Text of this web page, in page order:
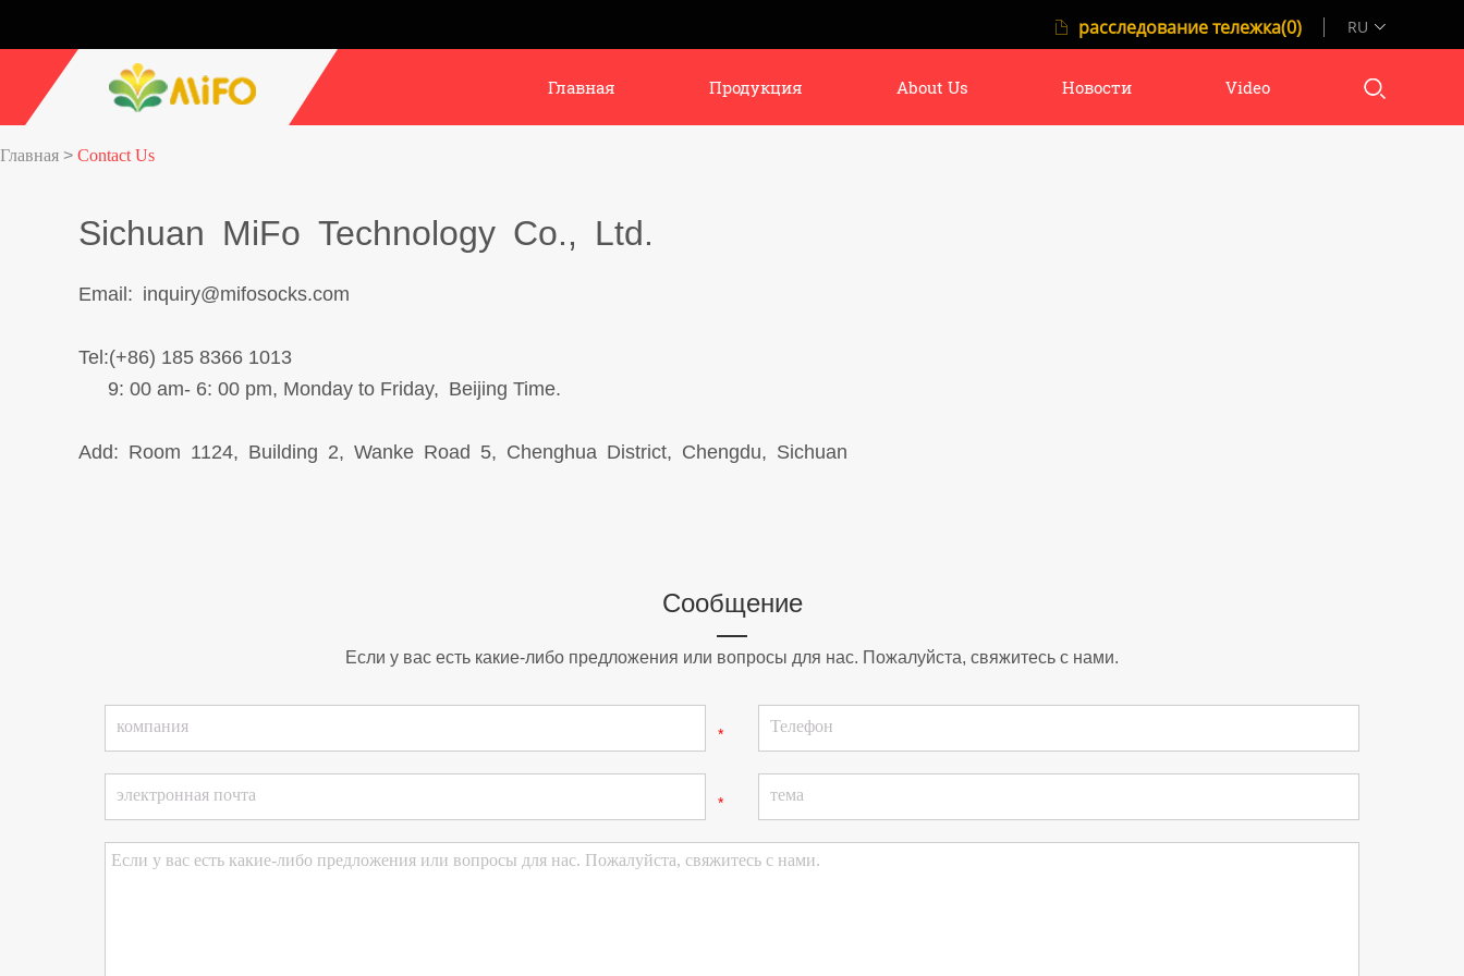
RU
расследование тележка(0)
Главная Продукция About Us Новости Video
Главная > Contact Us
Sichuan MiFo Technology Co., Ltd.
Email: inquiry@mifosocks.com
Tel:(+86) 185 8366 1013
9: 00 am- 6: 00 pm, Monday to Friday, Beijing Time.
Add: Room 1124, Building 2, Wanke Road 5, Chenghua District, Chengdu, Sichuan
Сообщение
Если у вас есть какие-либо предложения или вопросы для нас. Пожалуйста, свяжитесь с нами.
*
*